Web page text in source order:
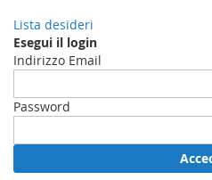
Lista desideri
Esegui il login
Indirizzo Email
Password